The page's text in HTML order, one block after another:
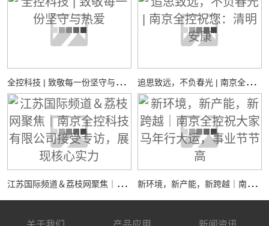
全
控科技 | 致敬每一份坚守与热爱 追
思致远，不负春光 | 南京全控祝您：清明安康
江
苏国际频道＆荔枝网聚焦｜南京全控科技有限公司接受专访，展现核心实力 新
环境，新产能，新跨越｜南京全控祝大家马年行大运，事业节节高